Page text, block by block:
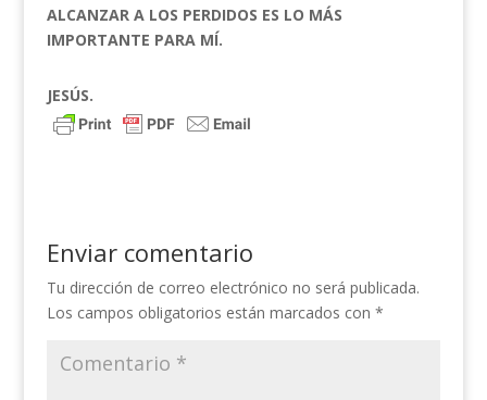
ALCANZAR A LOS PERDIDOS ES LO MÁS
IMPORTANTE PARA MÍ.
JESÚS.
Enviar comentario
Tu dirección de correo electrónico no será publicada.
Los campos obligatorios están marcados con *